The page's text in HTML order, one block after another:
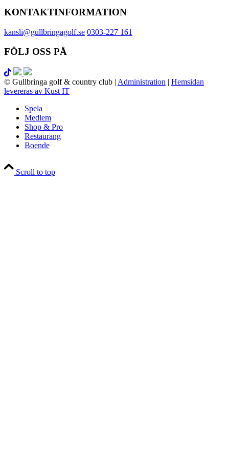
KONTAKTINFORMATION
kansli@gullbringagolf.se 0303-227 161
FÖLJ OSS PÅ
© Gullbringa golf & country club | Administration | Hemsidan
levereras av Kust IT
Spela
Medlem
Shop & Pro
Restaurang
Boende
Scroll to top